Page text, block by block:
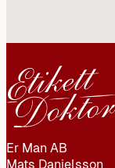
Er Man AB
Mats Danielsson